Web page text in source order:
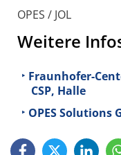
OPES / JOL
Weitere
Fraunhofer-
CSP, Halle
OPES Solutions